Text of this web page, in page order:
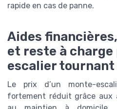
rapide en cas de panne.
Aides
et reste à charge
escalier tournant
Le prix d’un monte-
fortement réduit grâce aux